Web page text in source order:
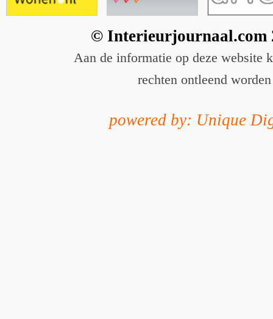
© Interieurjournaal.com
Aan de informatie op deze website
rechten ontleend worden
powered by: Unique